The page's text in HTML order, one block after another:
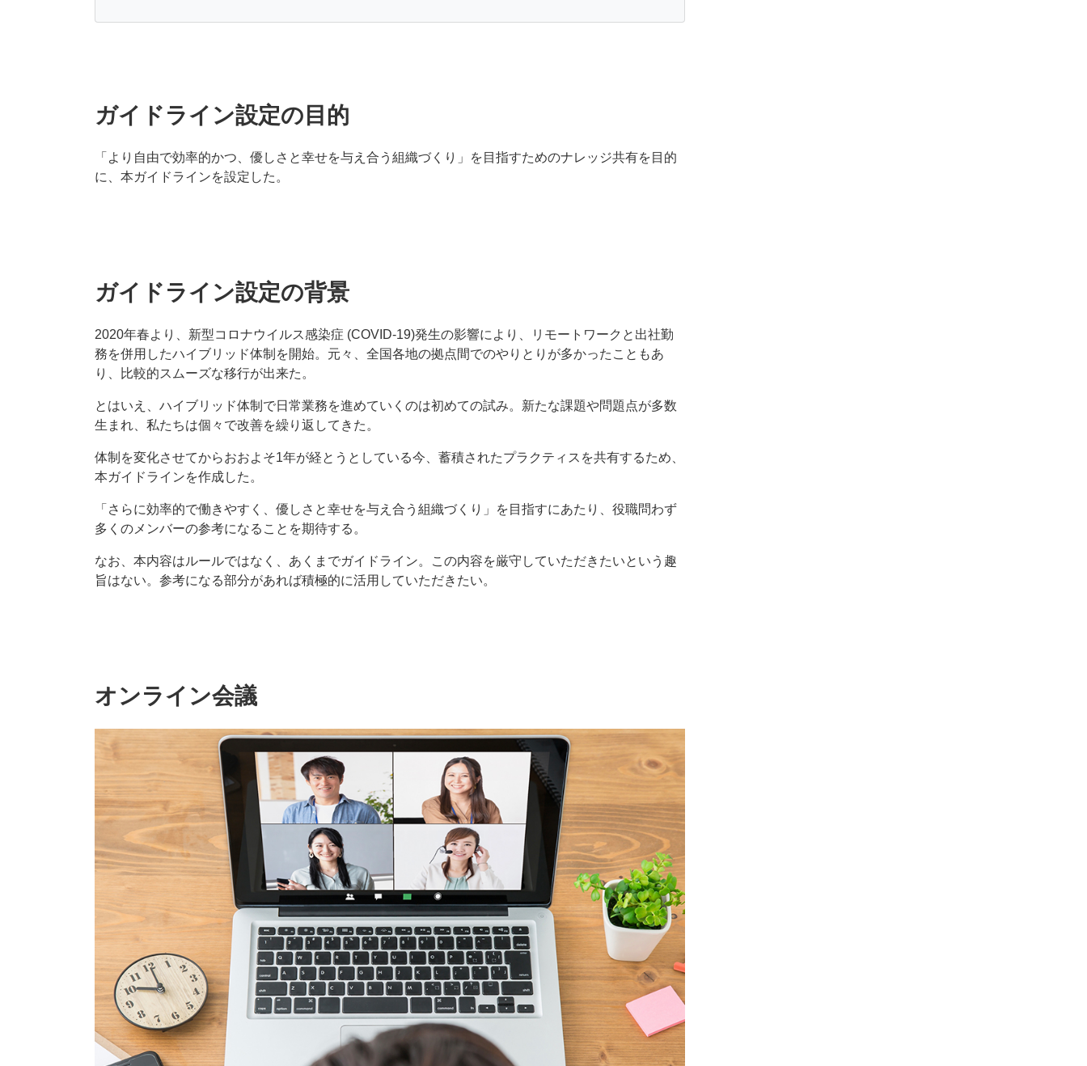
ガイドライン設定の目的
「より自由で効率的かつ、優しさと幸せを与え合う組織づくり」を目指すためのナレッジ共有を目的
に、本ガイドラインを設定した。
ガイドライン設定の背景
2020年春より、新型コロナウイルス感染症 (COVID-19)発生の影響により、リモートワークと出社勤
務を併用したハイブリッド体制を開始。元々、全国各地の拠点間でのやりとりが多かったこともあ
り、比較的スムーズな移行が出来た。
とはいえ、ハイブリッド体制で日常業務を進めていくのは初めての試み。新たな課題や問題点が多数
生まれ、私たちは個々で改善を繰り返してきた。
体制を変化させてからおおよそ1年が経とうとしている今、蓄積されたプラクティスを共有するため、
本ガイドラインを作成した。
「さらに効率的で働きやすく、優しさと幸せを与え合う組織づくり」を目指すにあたり、役職問わず
多くのメンバーの参考になることを期待する。
なお、本内容はルールではなく、あくまでガイドライン。この内容を厳守していただきたいという趣
旨はない。参考になる部分があれば積極的に活用していただきたい。
オンライン会議